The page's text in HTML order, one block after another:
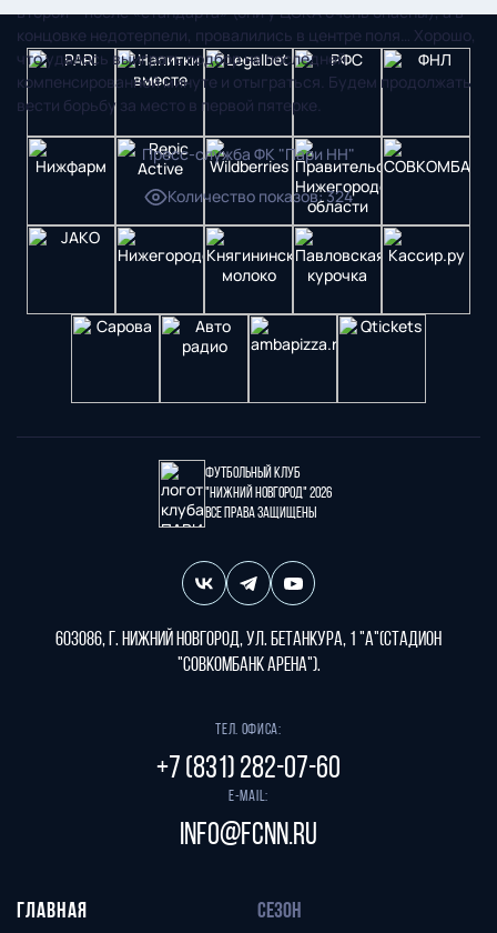
второй – после «стандарта» (они у ЦСКА очень опасны), а в
концовке недотерпели, провалились в центре поля… Хорошо,
что удалось выиграть подбор на последней
компенсированной минуте и отыграться. Будем продолжать
вести борьбу за место в первой пятерке.
Пресс-служба ФК "Пари НН"
Количество показов:324
Футбольный клуб
"Нижний Новгород" 2026
Все права защищены
603086, г. Нижний Новгород, ул. Бетанкура, 1 "А"(стадион
"СОВКОМБАНК АРЕНА").
Тел. офиса:
+7 (831) 282-07-60
E-mail:
info@fcnn.ru
ГЛАВНАЯ
СЕЗОН